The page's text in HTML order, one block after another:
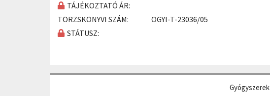
TÁJÉKOZTATÓ ÁR:
TÖRZSKÖNYVI SZÁM:
OGYI-T-23036/05
STÁTUSZ:
Gyógyszerek